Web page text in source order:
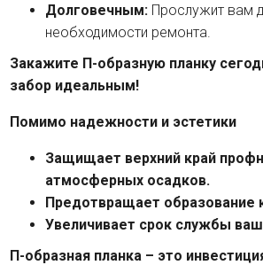
Долговечным: Прослужит вам
необходимости ремонта.
Закажите П-образную планку
забор идеальным!
Помимо надежности и эстетики
Защищает верхний край
атмосферных осадков.
Предотвращает образование
Увеличивает срок службы
П-образная планка – это